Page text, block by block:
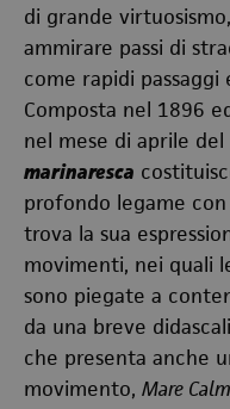
di grande
ammirare passi di
come rapidi passaggi
Composta nel 1896
nel mese di aprile del
marinaresca
profondo legame
trova la sua
movimenti, nei quali
sono piegate a
da una breve
che presenta anche
movimento, Mare